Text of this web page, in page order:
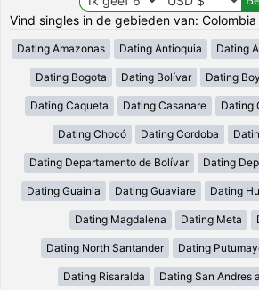
Vind singles in de gebieden van: Colombia
Dating Amazonas Dating Antioquia Dating
Dating Bogota Dating Bolívar Dating
Dating Caqueta Dating Casanare Dating
Dating Chocó Dating Cordoba
Dating Departamento de Bolívar Dating
Dating Guainia Dating Guaviare Dating
Dating Magdalena Dating Meta
Dating North Santander Dating
Dating Risaralda Dating San Andres